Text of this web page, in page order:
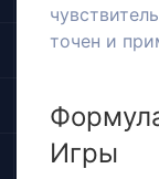
точен и
Игры